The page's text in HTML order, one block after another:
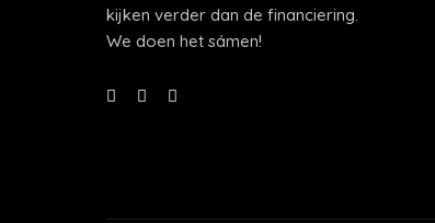
kijken verder dan de financiering.
We doen het sámen!